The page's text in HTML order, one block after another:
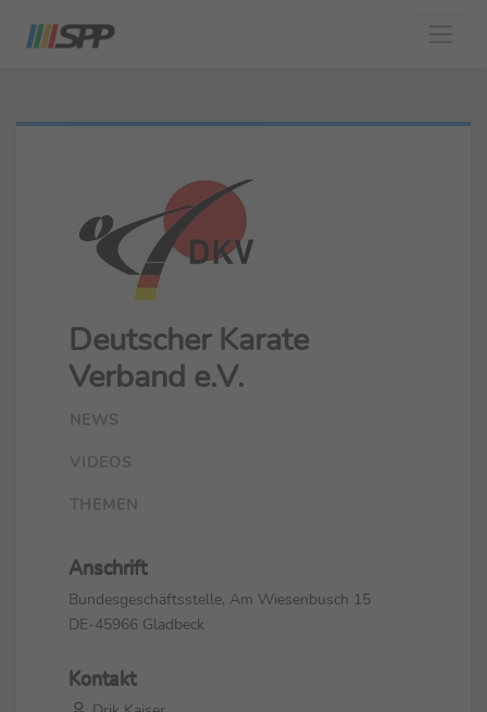
Deutscher Karate
Verband e.V.
NEWS
VIDEOS
THEMEN
Anschrift
Bundesgeschäftsstelle, Am Wiesenbusch 15
DE-45966 Gladbeck
Kontakt